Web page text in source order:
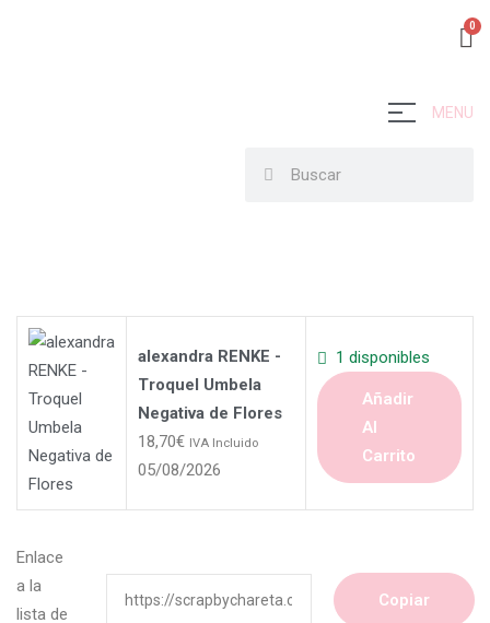
MENU
alexandra RENKE -
Troquel Umbela
Negativa de Flores
18,70€ IVA Incluido
05/08/2026
1 disponibles
Añadir
Al
Carrito
Enlace
a la
lista de
Copiar